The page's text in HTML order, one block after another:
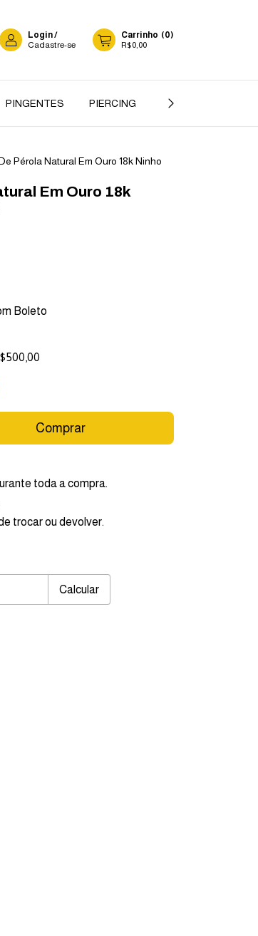
Login/
Cadastre-se
Carrinho (0)
R$0,00
PINGENTES PIERCING GARGANTILHA
Pérola Natural Em Ouro 18k Ninho
Em Ouro 18k
Boleto
toda a compra.
trocar ou devolver.
Calcular